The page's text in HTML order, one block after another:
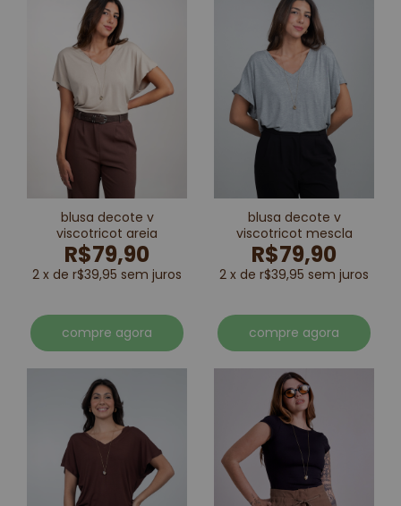
blusa decote v
viscotricot areia
R$79,90
2 x de r$39,95 sem juros
compre agora
blusa decote v
viscotricot mescla
R$79,90
2 x de r$39,95 sem juros
compre agora